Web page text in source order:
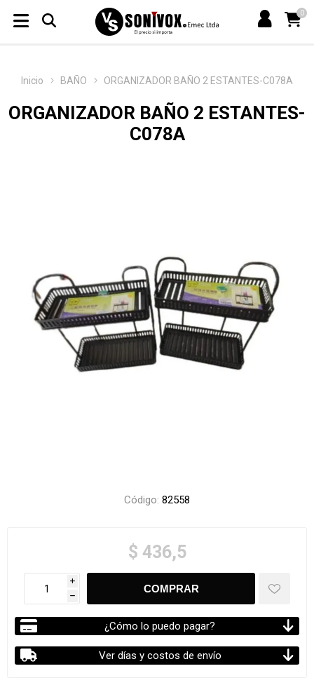
0
Inicio BAÑO ORGANIZADOR BAÑO 2 ESTANTES-C078A
ORGANIZADOR BAÑO 2 ESTANTES-
C078A
Código: 82558
$ 436,5
i
h
¿Cómo lo puedo pagar?
Ver días y costos de envío